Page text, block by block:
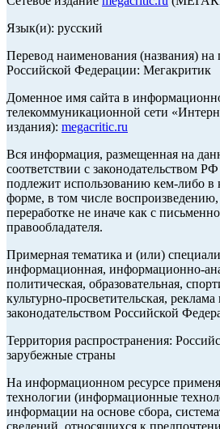
Язык(и): русский
Перевод наименования (названия) на
Российской Федерации: Мегакритик
Доменное имя сайта в
телекоммуникационной сети
издания): megacritic.ru
Вся информация, размещенная на
соответствии с законодательством
подлежит использованию кем-либо в
форме, в том числе
переработке не иначе как с
правообладателя.
Примерная тематика и (или)
информационная, информационно-
политическая, образовательная,
культурно-просветительская, реклама
законодательством Российской
Территория распространения:
зарубежные страны
На информационном ресурсе
технологии (информационные
информации на основе сбора,